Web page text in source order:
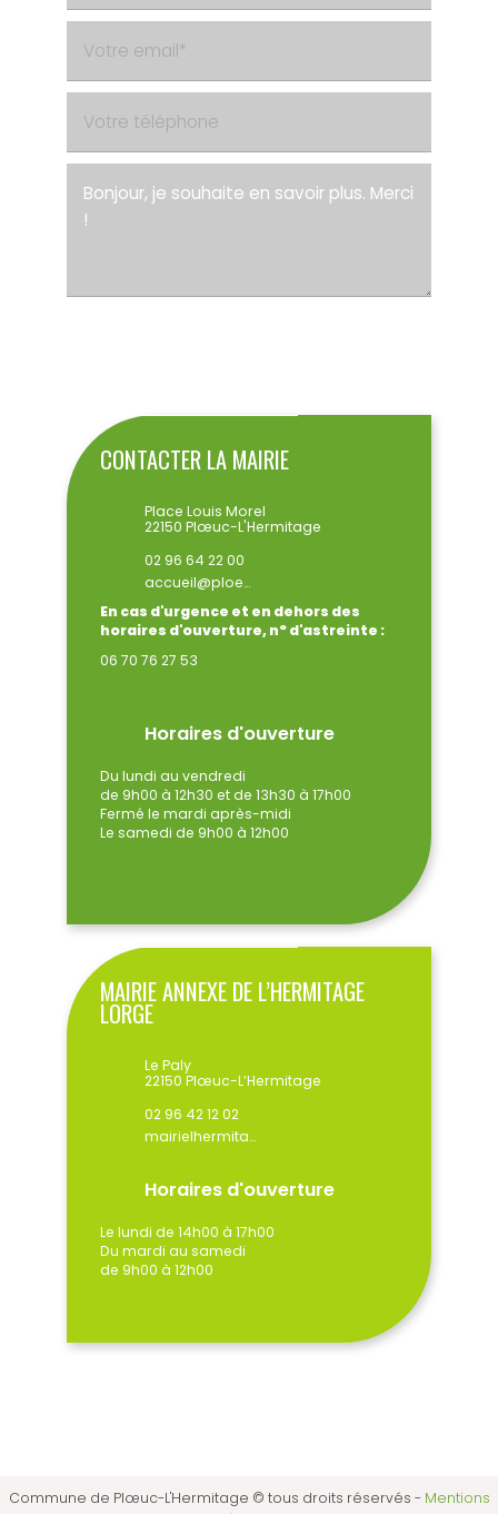
CONTACTER LA MAIRIE
Place Louis Morel
22150 Plœuc-L'Hermitage
02 96 64 22 00
accueil@ploeuclhermitage.bzh
En cas d'urgence et en dehors des
horaires d'ouverture, n° d'astreinte :
06 70 76 27 53
Horaires d'ouverture
Du lundi au vendredi
de 9h00 à 12h30 et de 13h30 à 17h00
Fermé le mardi après-midi
Le samedi de 9h00 à 12h00
MAIRIE ANNEXE DE L’HERMITAGE
LORGE
Le Paly
22150 Plœuc-L’Hermitage
02 96 42 12 02
mairielhermitage@ploeuclhermitage.bzh
Horaires d'ouverture
Le lundi de 14h00 à 17h00
Du mardi au samedi
de 9h00 à 12h00
Commune de Plœuc-L'Hermitage © tous droits réservés - Mentions